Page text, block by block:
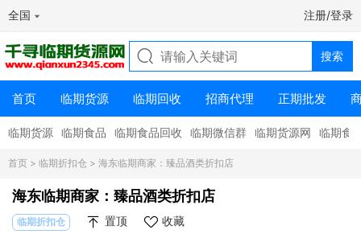
全国 注册/登录
首页 临期货源 临期回收 招商代理 正期批发
临期货源 临期食品 临期食品回收 临期微信群 临期货源网 临期食
首页 > 临期折扣仓 > 海东临期商家：臻品酒类折扣店
海东临期商家：臻品酒类折扣店
临期折扣仓 置顶 收藏